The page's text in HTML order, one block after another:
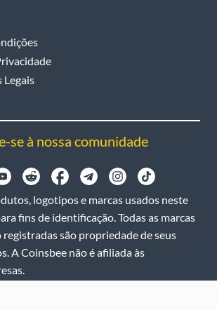
Legais
se à nossa comunidade
logotipos e marcas usados neste
fins de identificação. Todas as marcas
registradas são propriedade de seus
A Coinsbee não é afiliada às